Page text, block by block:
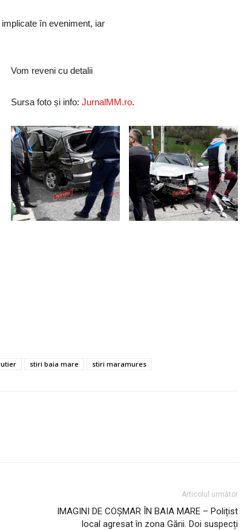
în eveniment, iar
Vom reveni cu detalii
Sursa foto și info: JurnalMM.ro.
stiri baia mare stiri maramures
Articolul următor
IMAGINI DE COȘMAR ÎN BAIA MARE – Polițist
local agresat în zona Gării. Doi suspecți